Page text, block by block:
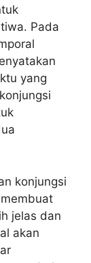
Pada
yang
konjungsi
jelas dan
akan